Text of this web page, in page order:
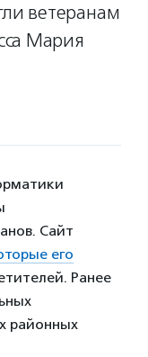
ветеранам
Мария
Сайт
его
Ранее
районных